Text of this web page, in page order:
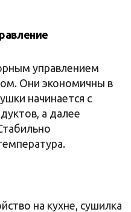
управлением
Они экономичны в
начинается с
а далее
на кухне, сушилка